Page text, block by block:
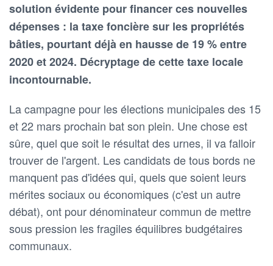
solution évidente pour financer ces nouvelles
dépenses : la taxe foncière sur les propriétés
bâties, pourtant déjà en hausse de 19 % entre
2020 et 2024. Décryptage de cette taxe locale
incontournable.
La campagne pour les élections municipales des 15
et 22 mars prochain bat son plein. Une chose est
sûre, quel que soit le résultat des urnes, il va falloir
trouver de l'argent. Les candidats de tous bords ne
manquent pas d'idées qui, quels que soient leurs
mérites sociaux ou économiques (c'est un autre
débat), ont pour dénominateur commun de mettre
sous pression les fragiles équilibres budgétaires
communaux.